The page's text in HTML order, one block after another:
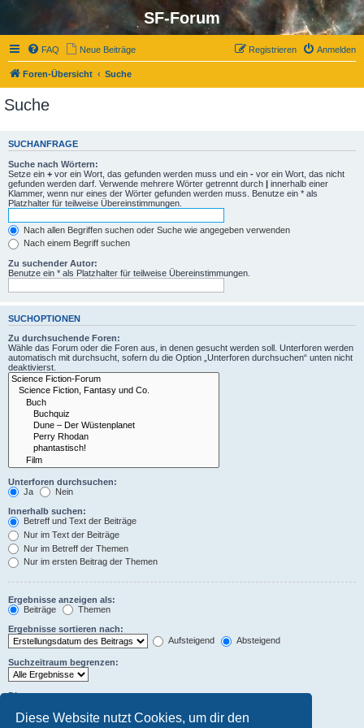
Diese Website nutzt Cookies, um dir den
SF-Forum
FAQ Neue Beiträge Anmelden
Registrieren
Foren-Übersicht Suche
Suche
SUCHANFRAGE
Suche nach Wörtern:
Setze ein + vor ein Wort, das gefunden werden muss und ein - vor ein Wort, das nicht
gefunden werden darf. Verwende mehrere Wörter getrennt durch | innerhalb einer
Klammer, wenn nur eines der Wörter gefunden werden muss. Benutze ein * als
Platzhalter für teilweise Übereinstimmungen.
Nach allen Begriffen suchen oder Suche wie angegeben verwenden
Nach einem Begriff suchen
Zu suchender Autor:
Benutze ein * als Platzhalter für teilweise Übereinstimmungen.
SUCHOPTIONEN
Zu durchsuchende Foren:
Wähle das Forum oder die Foren aus, in denen gesucht werden soll. Unterforen werden
automatisch mit durchsucht, sofern du die Option „Unterforen durchsuchen“ unten nicht
deaktivierst.
Unterforen durchsuchen:
Ja
Nein
Innerhalb suchen:
Betreff und Text der Beiträge
Nur im Text der Beiträge
Nur im Betreff der Themen
Nur im ersten Beitrag der Themen
Ergebnisse anzeigen als:
Beiträge
Themen
Ergebnisse sortieren nach:
Aufsteigend
Absteigend
Suchzeitraum begrenzen:
Die ersten:
Zeichen der Beiträge anzeigen